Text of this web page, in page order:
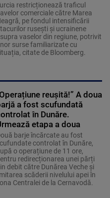
restricționează traficul
comerciale către Marea
pe fondul intensificării
rusești și ucrainene
vaselor din regiune, potrivit
surse familiarizate cu
citate de Bloomberg.
reușită!” A doua
a fost scufundată
în Dunăre.
etapa a doua
barje încărcate au fost
controlat în Dunăre,
o operațiune de 11 ore,
redirecționarea unei părți
debit către Dunărea Veche și
scăderii nivelului apei în
Centralei de la Cernavodă.